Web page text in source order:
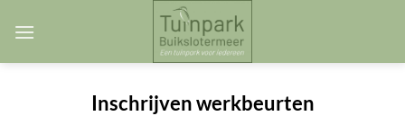
Inschrijven werkbeurten